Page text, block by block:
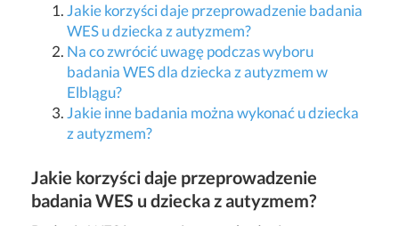
Jakie korzyści daje przeprowadzenie badania
WES u dziecka z autyzmem?
Na co zwrócić uwagę podczas wyboru
badania WES dla dziecka z autyzmem w
Elblągu?
Jakie inne badania można wykonać u dziecka
z autyzmem?
Jakie korzyści daje przeprowadzenie
badania WES u dziecka z autyzmem?